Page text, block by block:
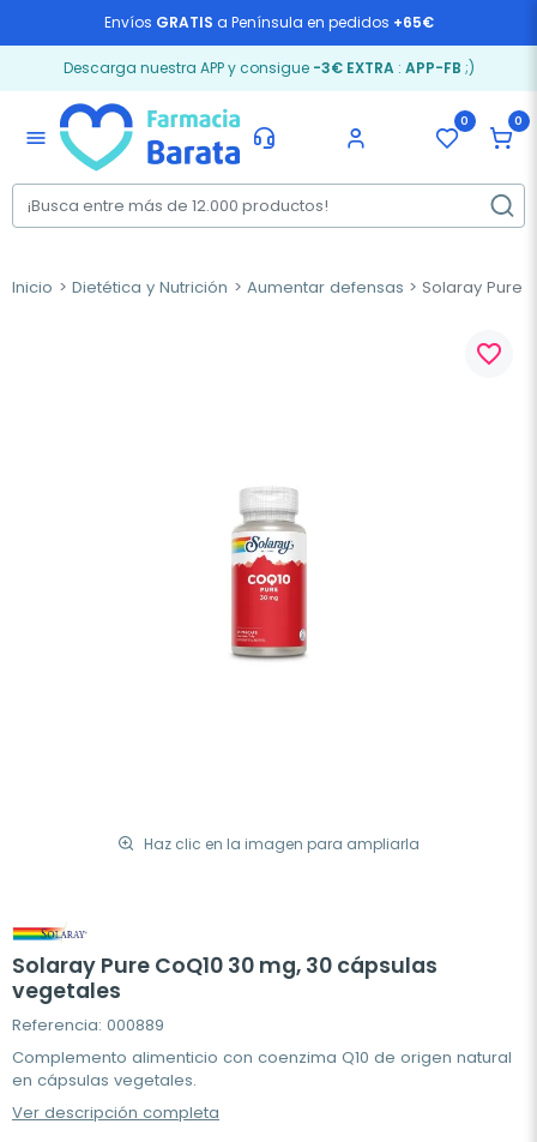
Envíos GRATIS a Península en pedidos +65€
Descarga nuestra APP y consigue -3€ EXTRA: APP-FB ;)
menu
0 0
Inicio Dietética y Nutrición Aumentar defensas Solaray Pure
Haz clic en la imagen para ampliarla
favorite_border
Solaray Pure CoQ10 30 mg, 30 cápsulas
vegetales
Referencia: 000889
Complemento alimenticio con coenzima Q10 de origen natural
en cápsulas vegetales.
Ver descripción completa